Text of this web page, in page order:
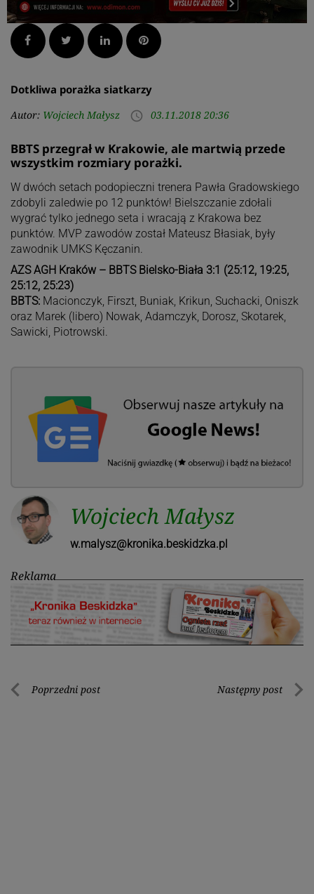
Facebook Twitter LinkedInPinterest
Dotkliwa porażka siatkarzy
Autor: Wojciech Małysz access_time 03.11.2018 20:36
BBTS przegrał w Krakowie, ale martwią przede
wszystkim rozmiary porażki.
W dwóch setach podopieczni trenera Pawła Gradowskiego
zdobyli zaledwie po 12 punktów! Bielszczanie zdołali
wygrać tylko jednego seta i wracają z Krakowa bez
punktów. MVP zawodów został Mateusz Błasiak, były
zawodnik UMKS Kęczanin.
AZS AGH Kraków – BBTS Bielsko-Biała 3:1 (25:12, 19:25,
25:12, 25:23)
BBTS:Macionczyk, Firszt, Buniak, Krikun, Suchacki, Oniszk
oraz Marek (libero) Nowak, Adamczyk, Dorosz, Skotarek,
Sawicki, Piotrowski.
Wojciech Małysz
w.malysz@kronika.beskidzka.pl
Reklama
Nawigacja
Poprzedni post Następny post